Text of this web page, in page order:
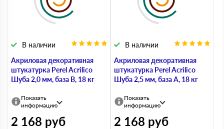
Акриловая декоративная
штукатурка Perel Acrilico
Шуба 2,0 мм, база В, 18 кг
В наличии
Показать
информацию
2 168 руб
Акриловая декоративная
штукатурка Perel Acrilico
Шуба 2,5 мм, база А, 18 кг
В наличии
Показать
информацию
2 168 руб